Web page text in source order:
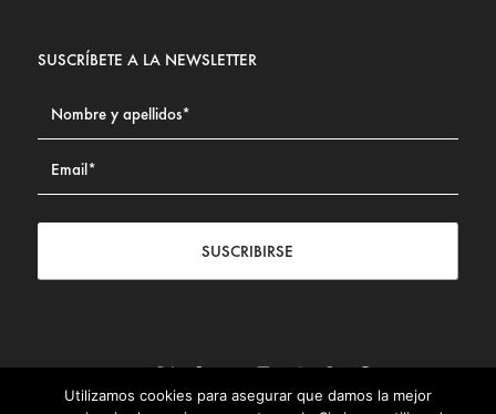
SUSCRÍBETE A LA NEWSLETTER
SUSCRIBIRSE
Contacto | Aviso legal Política de privacidad | Política de
Utilizamos cookies para asegurar que damos la mejor